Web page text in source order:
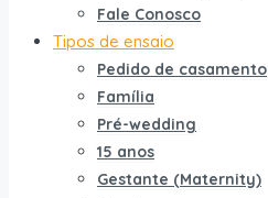
Fale Conosco
Tipos de ensaio
Pedido de casamento
Família
Pré-wedding
15 anos
Gestante (Maternity)